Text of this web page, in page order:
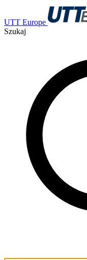
UTT Europe
Szukaj